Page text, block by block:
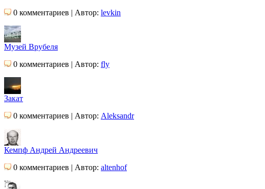
0 комментариев | Автор: levkin
Музей Врубеля
0 комментариев | Автор: fly
Закат
0 комментариев | Автор: Aleksandr
Кемпф Андрей Андреевич
0 комментариев | Автор: altenhof